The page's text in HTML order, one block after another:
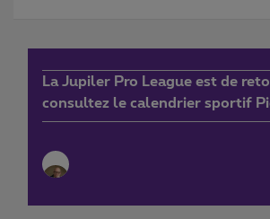
La Jupiler Pro League est de
consultez le calendrier sportif